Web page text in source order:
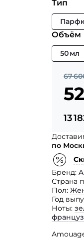
Тип
Объём
50 мл
67
13
по
Бренд
Страна
Пол
Год
Ноты